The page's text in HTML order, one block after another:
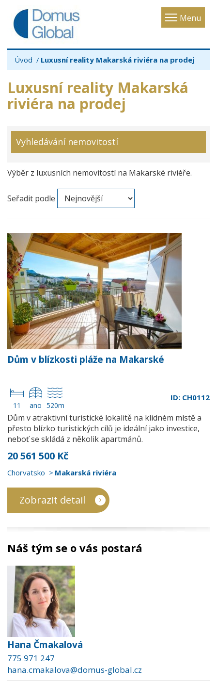
Menu
Toggle
Úvod Luxusní reality Makarská riviéra na prodej
Luxusní reality Makarská
riviéra na prodej
Vyhledávání nemovitostí
Výběr z luxusních nemovitostí na Makarské riviéře.
Seřadit podle
Dům v blízkosti pláže na Makarské
11 ano 520m
ID: CH0112
Dům v atraktivní turistické lokalitě na klidném místě a
přesto blízko turistických cílů je ideální jako investice,
neboť se skládá z několik apartmánů.
20 561 500 Kč
Chorvatsko Makarská riviéra
Zobrazit detail
Náš tým se o vás postará
Hana Čmakalová
775 971 247
hana.cmakalova@domus-global.cz